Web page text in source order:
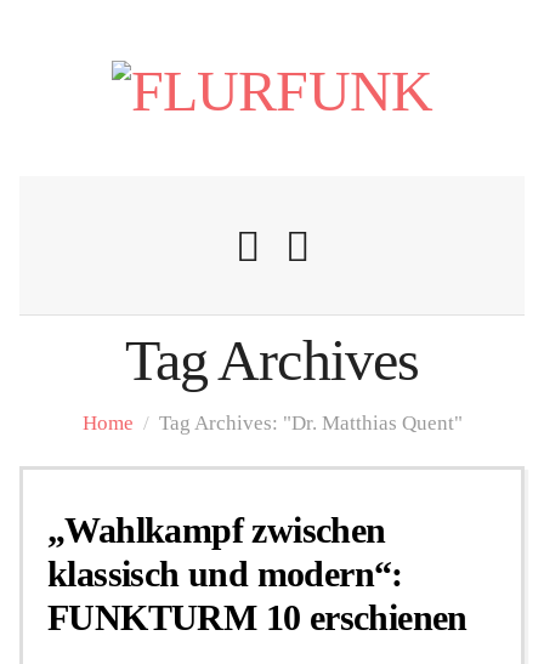
Nachrichten
Personalien
Hintergrund
Tag Archives
Home / Tag Archives: "Dr. Matthias Quent"
„Wahlkampf zwischen
klassisch und modern“:
FUNKTURM 10 erschienen